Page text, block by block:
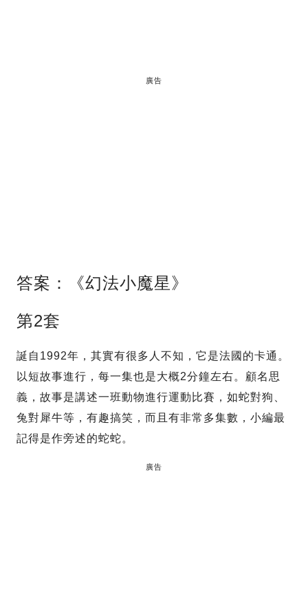
廣告
答案：《幻法小魔星》
第2套
誕自1992年，其實有很多人不知，它是法國的卡通。
以短故事進行，每一集也是大概2分鐘左右。顧名思
義，故事是講述一班動物進行運動比賽，如蛇對狗、
兔對犀牛等，有趣搞笑，而且有非常多集數，小編最
記得是作旁述的蛇蛇。
廣告